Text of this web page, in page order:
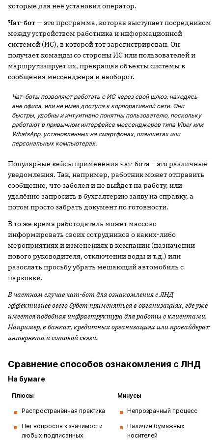
которые для неё установил оператор.
Чат-бот— это программа, которая выступает посредником
между устройством работника и информационной
системой (ИС), в которой тот зарегистрирован. Он
получает команды со стороны ИС или пользователей и
маршрутизирует их, превращая объекты системы в
сообщения мессенджера и наоборот.
Чат-боты позволяют работать с ИС через свой шлюз: находясь
вне офиса, или не имея доступа к корпоративной сети. Они
быстры, удобны и интуитивно понятны пользователю, поскольку
работают в привычном интерфейсе мессенджеров типа Viber или
WhatsApp, установленных на смартфонах, планшетах или
персональных компьютерах.
Популярные кейсы применения чат-бота – это различные
уведомления. Так, например, работник может отправить
сообщение, что заболел и не выйдет на работу, или
удалённо запросить в бухгалтерию заяву на справку, а
потом просто забрать документ по готовности.
В то же время работодатель может массово
информировать своих сотрудников о каких-либо
мероприятиях и изменениях в компании (назначении
нового руководителя, отключении воды и т.д.) или
разослать просьбу убрать мешающий автомобиль с
парковки.
В частном случае чат-бот для ознакомления с ЛНД
эффективнее всего будет применяться в организациях, где уже
имеется подобная инфраструктура для работы с клиентами.
Например, в банках, кредитных организациях или провайдерах
интернета и сотовой связи.
Сравнение способов ознакомления с ЛНД
На бумаге
Плюсы
Распространённая практика
Нет вопросов к значимости
любых подписанных
Минусы
Непрозрачный процесс
Наличие бумажных
носителей